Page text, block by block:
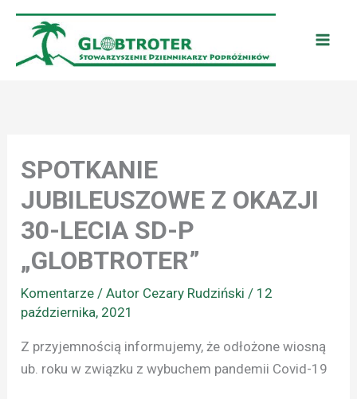
Przejdź
treści
SPOTKANIE
JUBILEUSZOWE Z OKAZJI
30-LECIA SD-P
„GLOBTROTER”
Komentarze / Autor Cezary Rudziński/ 12
października, 2021
Z przyjemnością informujemy, że odłożone wiosną
ub. roku w związku z wybuchem pandemii Covid-19